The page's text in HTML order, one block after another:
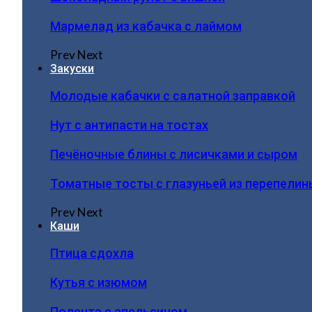
Мармелад из кабачка с лаймом
PrevNext
Закуски
Молодые кабачки с салатной заправкой
Нут с антипасти на тостах
Печёночные блины с лисичками и сыром
Томатные тосты с глазуньей из
PrevNext
Каши
Птица сдохла
Кутья с изюмом